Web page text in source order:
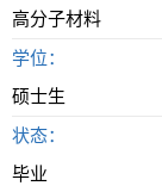
高分子材料
学位：
硕士生
状态：
毕业